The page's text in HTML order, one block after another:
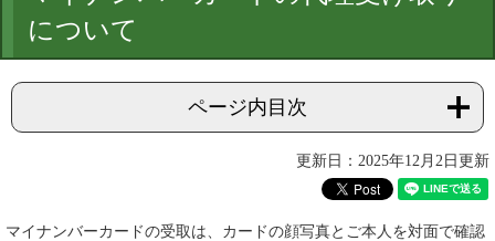
について
ページ内目次
更新日：2025年12月2日更新
マイナンバーカードの受取は、カードの顔写真とご本人を対面で確認